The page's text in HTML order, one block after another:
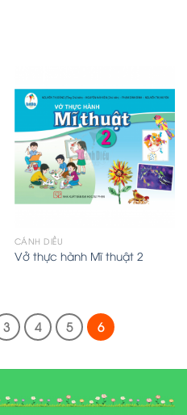
CÁNH DIỀU
Vở thực hành Mĩ thuật 2
3 4 5 6